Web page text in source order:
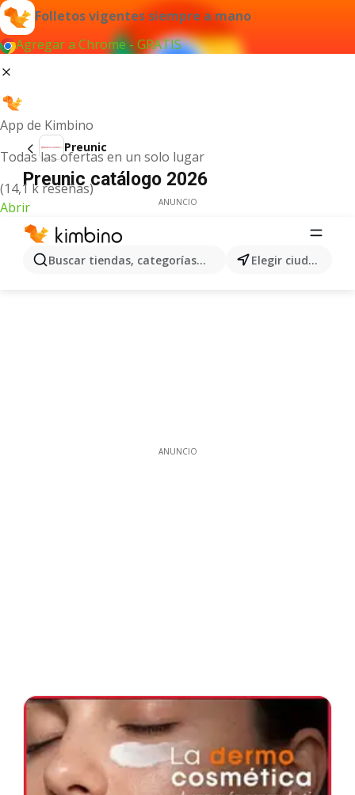
Folletos vigentes siempre a mano
Agregar a Chrome - GRATIS
App de Kimbino
Todas las ofertas en un solo lugar
(14,1 k reseñas)
Abrir
Buscar tiendas, categorías, productos... Elegir ciudad
Preunic
Preunic catálogo 2026
ANUNCIO
ANUNCIO